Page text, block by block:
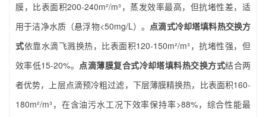
膜，比表面积200-240m²/m³，蒸发效率最高，但抗堵性差，适
用于洁净水质（悬浮物<50mg/L）。 点滴式冷却塔填料热交换方
式依靠水滴飞溅换热，比表面积120-150m²/m³，抗堵性强，但
效率低15-20%。 点滴薄膜复合式冷却塔填料热交换方式结合两
者优势，上层点滴预冷粗过滤，下层薄膜精换热，比表面积160-
180m²/m³，在含油污水工况下效率保持率>88%，综合性能最